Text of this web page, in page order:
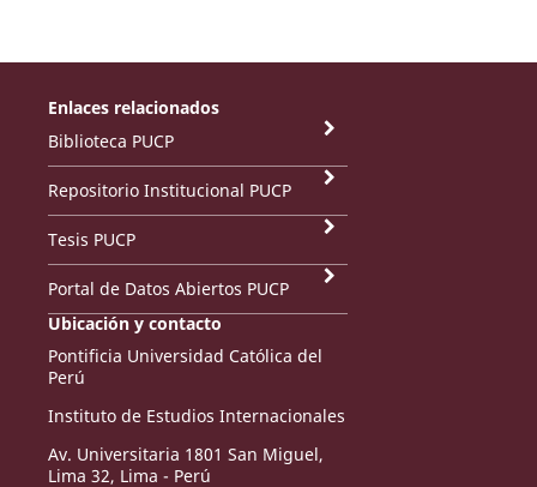
Enlaces relacionados
Biblioteca PUCP
Repositorio Institucional PUCP
Tesis PUCP
Portal de Datos Abiertos PUCP
Ubicación y contacto
Pontificia Universidad Católica del
Perú
Instituto de Estudios Internacionales
Av. Universitaria 1801 San Miguel,
Lima 32, Lima - Perú